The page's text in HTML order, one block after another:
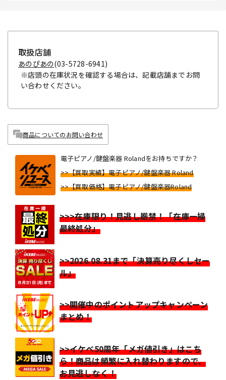
取扱店舗
あのぴあの(03-5728-6941)
※店頭の在庫状況を確認する場合は、記載店舗までお問
い合わせください。
商品についてのお問い合わせ
電子ピアノ/鍵盤楽器 Rolandをお持ちですか？
>>【買取実績】電子ピアノ/鍵盤楽器 Roland
>>【買取価格】電子ピアノ/鍵盤楽器Roland
>>>在庫限り！見逃し厳禁！「在庫一掃
最終処分」
>>2026.08.31まで「決算売り尽くしセー
ル」
>>開催中のポイントアップキャンペーン
まとめ！
>>イケベ50周年「メガ値引き」はこち
ら！商品は頻繁に入れ替わりますので、
お見逃しなく！